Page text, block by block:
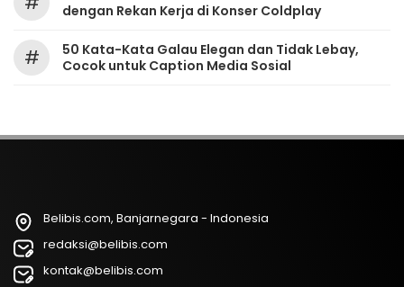
dengan Rekan Kerja di Konser Coldplay
#
50 Kata-Kata Galau Elegan dan Tidak Lebay,
Cocok untuk Caption Media Sosial
Belibis.com, Banjarnegara - Indonesia
redaksi@belibis.com
kontak@belibis.com